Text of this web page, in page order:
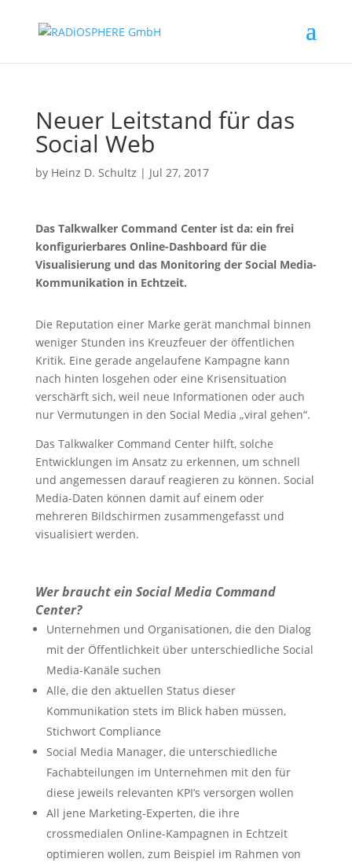
Neuer Leitstand für das
Social Web
by Heinz D. Schultz | Jul 27, 2017
Das Talkwalker Command Center ist da: ein frei
konfigurierbares Online-Dashboard für die
Visualisierung und das Monitoring der Social Media-
Kommunikation in Echtzeit.
Die Reputation einer Marke gerät manchmal binnen
weniger Stunden ins Kreuzfeuer der öffentlichen
Kritik. Eine gerade angelaufene Kampagne kann
nach hinten losgehen oder eine Krisensituation
verschärft sich, weil neue Informationen oder auch
nur Vermutungen in den Social Media „viral gehen“.
Das Talkwalker Command Center hilft, solche
Entwicklungen im Ansatz zu erkennen, um schnell
und angemessen darauf reagieren zu können. Social
Media-Daten können damit auf einem oder
mehreren Bildschirmen zusammengefasst und
visualisiert werden.
Wer braucht ein Social Media Command
Center?
Unternehmen und Organisationen, die den Dialog
mit der Öffentlichkeit über unterschiedliche Social
Media-Kanäle suchen
Alle, die den aktuellen Status dieser
Kommunikation stets im Blick haben müssen,
Stichwort Compliance
Social Media Manager, die unterschiedliche
Fachabteilungen im Unternehmen mit den für
diese jeweils relevanten KPI’s versorgen wollen
All jene Marketing-Experten, die ihre
crossmedialen Online-Kampagnen in Echtzeit
optimieren wollen, zum Beispiel im Rahmen von